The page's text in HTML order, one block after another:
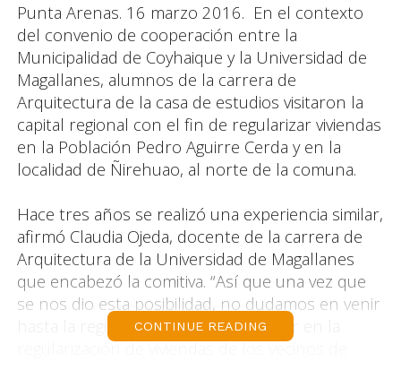
Punta Arenas. 16 marzo 2016. En el contexto
del convenio de cooperación entre la
Municipalidad de Coyhaique y la Universidad de
Magallanes, alumnos de la carrera de
Arquitectura de la casa de estudios visitaron la
capital regional con el fin de regularizar viviendas
en la Población Pedro Aguirre Cerda y en la
localidad de Ñirehuao, al norte de la comuna.
Hace tres años se realizó una experiencia similar,
afirmó Claudia Ojeda, docente de la carrera de
Arquitectura de la Universidad de Magallanes
que encabezó la comitiva. “Así que una vez que
se nos dio esta posibilidad, no dudamos en venir
hasta la región de Aysén para trabajar en la
regularización de viviendas de los vecinos de
CONTINUE READING